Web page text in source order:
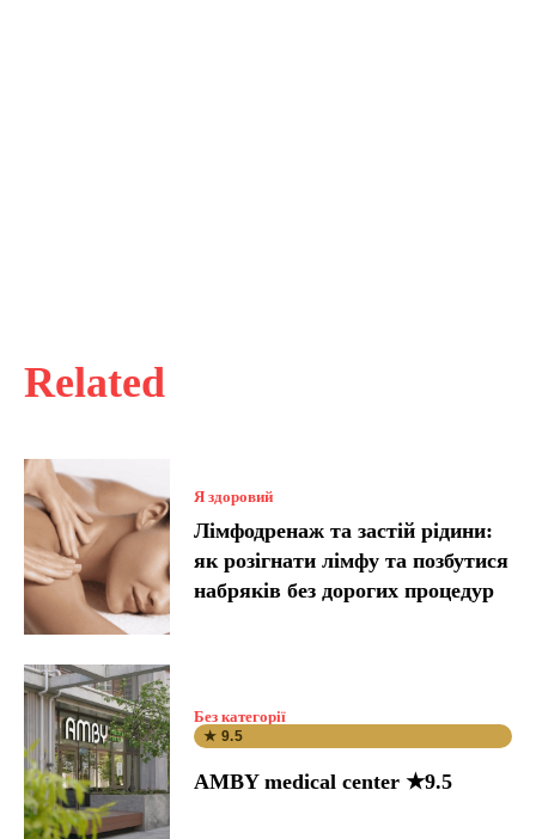
Related
Я здоровий
Лімфодренаж та застій рідини:
як розігнати лімфу та позбутися
набряків без дорогих процедур
Без категорії
★ 9.5
AMBY medical center ★9.5